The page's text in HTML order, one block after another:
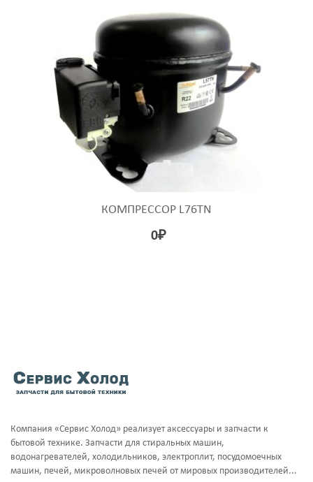
КОМПРЕССОР L76TN
0₽
Компания «Сервис Холод» реализует аксессуары и запчасти к
бытовой технике. Запчасти для стиральных машин,
водонагревателей, холодильников, электроплит, посудомоечных
машин, печей, микроволновых печей от мировых производителей...